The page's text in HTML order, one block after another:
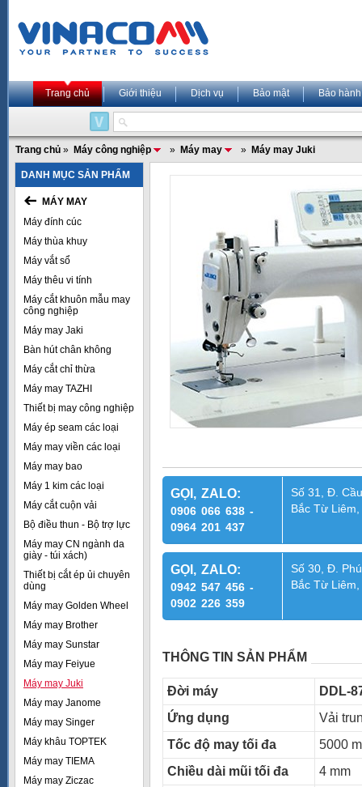
Trang chủ Giới thiệu Dịch vụ Bảo mật Bảo hành
Trang chủ » Máy công nghiệp » Máy may » Máy may Juki
DANH MỤC SẢN PHẨM
MÁY MAY
Máy đính cúc
Máy thùa khuy
Máy vắt sổ
Máy thêu vi tính
Máy cắt khuôn mẫu may
công nghiệp
Máy may Jaki
Bàn hút chân không
Máy cắt chỉ thừa
Máy may TAZHI
Thiết bị may công nghiệp
Máy ép seam các loại
Máy may viền các loại
Máy may bao
Máy 1 kim các loại
Máy cắt cuộn vải
Bộ điều thun - Bộ trợ lực
Máy may CN ngành da
giày - túi xách)
Thiết bị cắt ép ủi chuyên
dùng
Máy may Golden Wheel
Máy may Brother
Máy may Sunstar
Máy may Feiyue
Máy may Juki
Máy may Janome
Máy may Singer
Máy khâu TOPTEK
Máy may TIEMA
Máy may Ziczac
GỌI, ZALO:
0906 066 638 -
0964 201 437
Số 31, Đ.
Bắc Từ
GỌI, ZALO:
0942 547 456 -
0902 226 359
Số 30, Đ.
Bắc Từ
THÔNG TIN SẢN PHẨM
Đời máy
DDL-
Ứng dụng
Vải
Tốc độ may tối đa
5000
Chiều dài mũi tối đa
4 mm